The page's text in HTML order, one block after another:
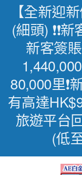
【全新迎
(細頭) ❗❗
新客簽
80,000里❗
有高達
旅遊平台
(低